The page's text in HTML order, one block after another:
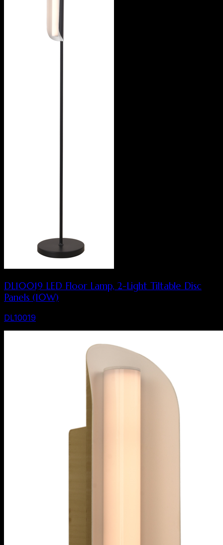
DL10019 LED Floor Lamp, 2-Light Tiltable Disc
Panels (10W)
DL10019